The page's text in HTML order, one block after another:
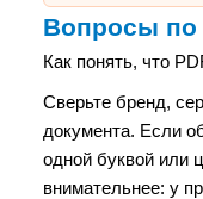
Вопросы по
Как понять, что
Сверьте бренд,
документа. Если
одной буквой или
внимательнее: у